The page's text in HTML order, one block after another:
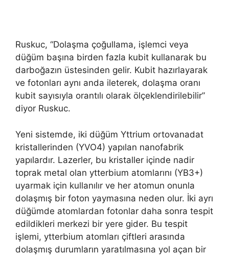
Ruskuc, “Dolaşma çoğullama, işlemci veya
düğüm başına birden fazla kubit kullanarak bu
darboğazın üstesinden gelir. Kubit hazırlayarak
ve fotonları aynı anda ileterek, dolaşma oranı
kubit sayısıyla orantılı olarak ölçeklendirilebilir”
diyor Ruskuc.
Yeni sistemde, iki düğüm Yttrium ortovanadat
kristallerinden (YVO4) yapılan nanofabrik
yapılardır. Lazerler, bu kristaller içinde nadir
toprak metal olan ytterbium atomlarını (YB3+)
uyarmak için kullanılır ve her atomun onunla
dolaşmış bir foton yaymasına neden olur. İki ayrı
düğümde atomlardan fotonlar daha sonra tespit
edildikleri merkezi bir yere gider. Bu tespit
işlemi, ytterbium atomları çiftleri arasında
dolaşmış durumların yaratılmasına yol açan bir